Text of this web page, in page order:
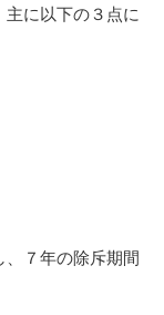
に以下の３点に
７年の除斥期間